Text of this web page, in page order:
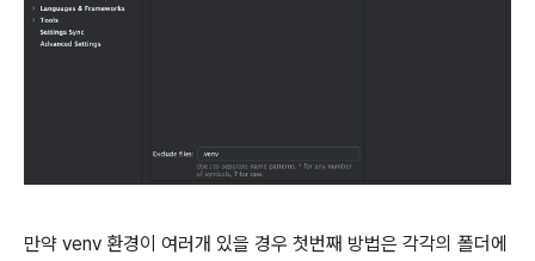
만약 venv 환경이 여러개 있을 경우 첫번째 방법은 각각의 폴더에